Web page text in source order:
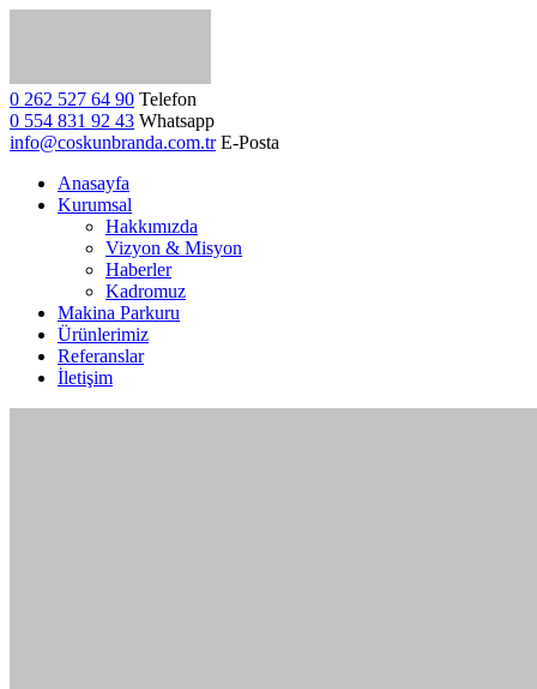
0 262 527 64 90 Telefon
0 554 831 92 43 Whatsapp
info@coskunbranda.com.tr E-Posta
Anasayfa
Kurumsal
Hakkımızda
Vizyon & Misyon
Haberler
Kadromuz
Makina Parkuru
Ürünlerimiz
Referanslar
İletişim